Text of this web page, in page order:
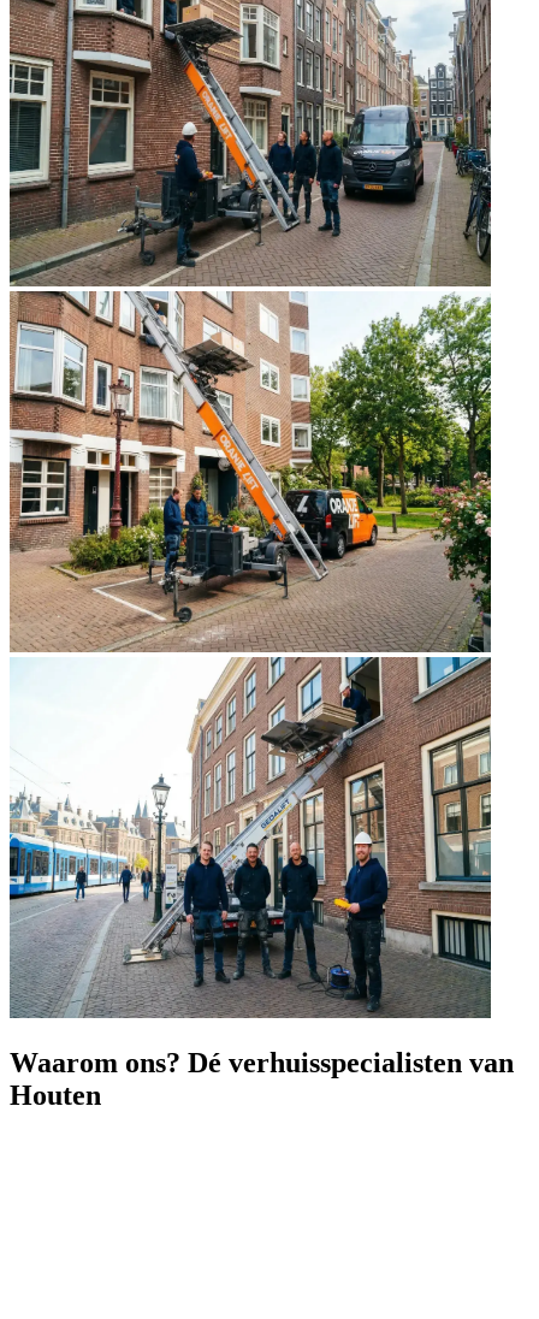
Waarom ons? Dé verhuisspecialisten van
Houten